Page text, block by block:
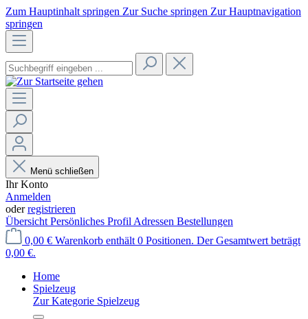
Zum Hauptinhalt springen Zur Suche springen Zur Hauptnavigation
springen
Menü schließen
Ihr Konto
Anmelden
oderregistrieren
Übersicht Persönliches Profil Adressen Bestellungen
0,00 € Warenkorb enthält 0 Positionen. Der Gesamtwert beträgt
0,00 €.
Home
Spielzeug
Zur Kategorie Spielzeug